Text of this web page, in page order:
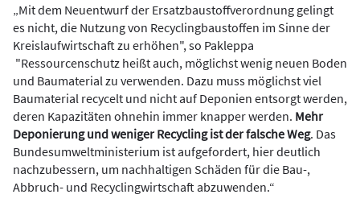
„Mit dem Neuentwurf der Ersatzbaustoffverordnung gelingt
es nicht, die Nutzung von Recyclingbaustoffen im Sinne der
Kreislaufwirtschaft zu erhöhen", so Pakleppa
"Ressourcenschutz heißt auch, möglichst wenig neuen Boden
und Baumaterial zu verwenden. Dazu muss möglichst viel
Baumaterial recycelt und nicht auf Deponien entsorgt werden,
deren Kapazitäten ohnehin immer knapper werden. Mehr
Deponierung und weniger Recycling ist der falsche Weg. Das
Bundesumweltministerium ist aufgefordert, hier deutlich
nachzubessern, um nachhaltigen Schäden für die Bau-,
Abbruch- und Recyclingwirtschaft abzuwenden.“